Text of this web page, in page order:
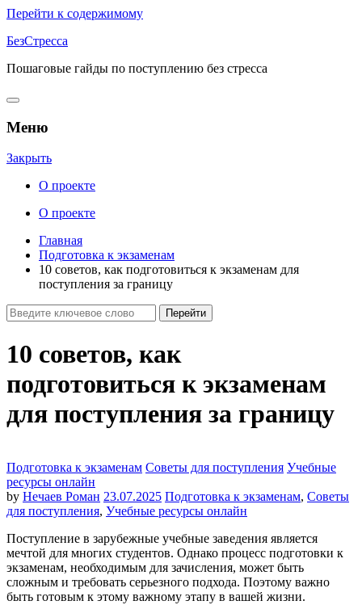
Перейти к содержимому
БезСтресса
Пошаговые гайды по поступлению без стресса
Меню
Закрыть
О проекте
О проекте
Главная
Подготовка к экзаменам
10 советов, как подготовиться к экзаменам для
поступления за границу
10 советов, как
подготовиться к экзаменам
для поступления за границу
Подготовка к экзаменам Советы для поступления Учебные
ресурсы онлайн
by Нечаев Роман 23.07.2025 Подготовка к экзаменам, Советы
для поступления, Учебные ресурсы онлайн
Поступление в зарубежные учебные заведения является
мечтой для многих студентов. Однако процесс подготовки к
экзаменам, необходимым для зачисления, может быть
сложным и требовать серьезного подхода. Поэтому важно
быть готовым к этому важному этапу в вашей жизни.